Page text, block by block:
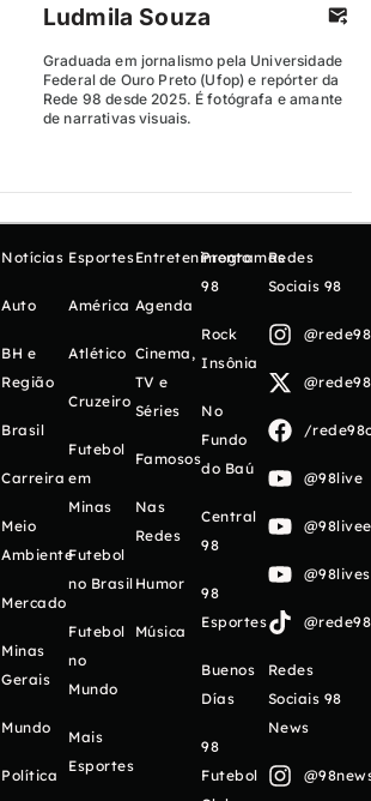
Ludmila Souza
Graduada em jornalismo pela Universidade
Federal de Ouro Preto (Ufop) e repórter da
Rede 98 desde 2025. É fotógrafa e amante
de narrativas visuais.
Notícias
Auto
BH e
Região
Brasil
Carreira
Meio
Ambiente
Mercado
Minas
Gerais
Mundo
Política
Esportes
América
Atlético
Cruzeiro
Futebol
em
Minas
Futebol
no Brasil
Futebol
no
Mundo
Mais
Esportes
Entretenimento
Agenda
Cinema,
TV e
Séries
Famosos
Nas
Redes
Humor
Música
Programas
98
Rock
Insônia
No
Fundo
do Baú
Central
98
98
Esportes
Buenos
Días
98
Futebol
Redes
Sociais 98
/
@98live
Redes
Sociais 98
News